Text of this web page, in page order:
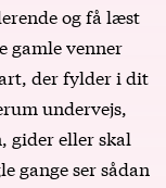
og få læst
gamle venner
der fylder i dit
undervejs,
gider eller skal
gange ser sådan